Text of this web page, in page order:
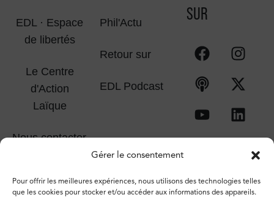
Gérer le consentement
Pour offrir les meilleures expériences, nous utilisons des technologies telles
que les cookies pour stocker et/ou accéder aux informations des appareils.
EDL · Espace
de libertés
Le Centre
d'Action
Laïque
Nous contacter
Phil'Actu
Retour sur
EDL Podcast
SUR